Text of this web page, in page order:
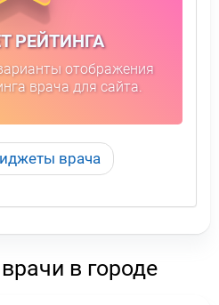
РЕЙТИНГА
отображения
врача для сайта.
врача
в городе